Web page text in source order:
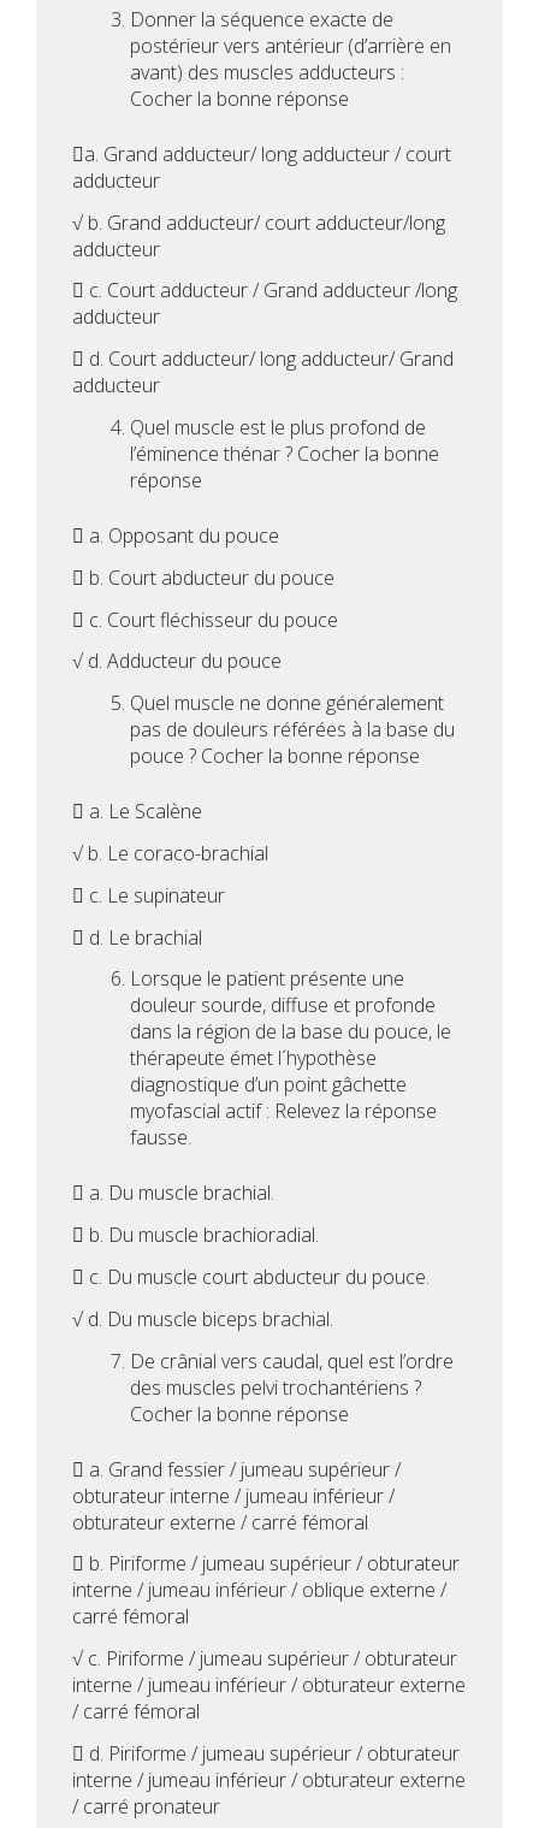
Donner la séquence exacte de
postérieur vers antérieur (d’arrière en
avant) des muscles adducteurs :
Cocher la bonne réponse
a. Grand adducteur/ long adducteur / court
adducteur
√ b. Grand adducteur/ court adducteur/long
adducteur
 c. Court adducteur / Grand adducteur /long
adducteur
 d. Court adducteur/ long adducteur/ Grand
adducteur
Quel muscle est le plus profond de
l’éminence thénar ? Cocher la bonne
réponse
 a. Opposant du pouce
 b. Court abducteur du pouce
 c. Court fléchisseur du pouce
√ d. Adducteur du pouce
Quel muscle ne donne généralement
pas de douleurs référées à la base du
pouce ? Cocher la bonne réponse
 a. Le Scalène
√ b. Le coraco-brachial
 c. Le supinateur
 d. Le brachial
Lorsque le patient présente une
douleur sourde, diffuse et profonde
dans la région de la base du pouce, le
thérapeute émet l´hypothèse
diagnostique d’un point gâchette
myofascial actif : Relevez la réponse
fausse.
 a. Du muscle brachial.
 b. Du muscle brachioradial.
 c. Du muscle court abducteur du pouce.
√ d. Du muscle biceps brachial.
De crânial vers caudal, quel est l’ordre
des muscles pelvi trochantériens ?
Cocher la bonne réponse
 a. Grand fessier / jumeau supérieur /
obturateur interne / jumeau inférieur /
obturateur externe / carré fémoral
 b. Piriforme / jumeau supérieur / obturateur
interne / jumeau inférieur / oblique externe /
carré fémoral
√ c. Piriforme / jumeau supérieur / obturateur
interne / jumeau inférieur / obturateur externe
/ carré fémoral
 d. Piriforme / jumeau supérieur / obturateur
interne / jumeau inférieur / obturateur externe
/ carré pronateur